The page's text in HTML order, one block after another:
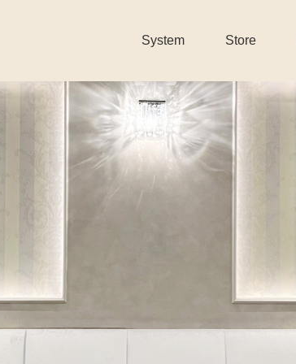
System Store